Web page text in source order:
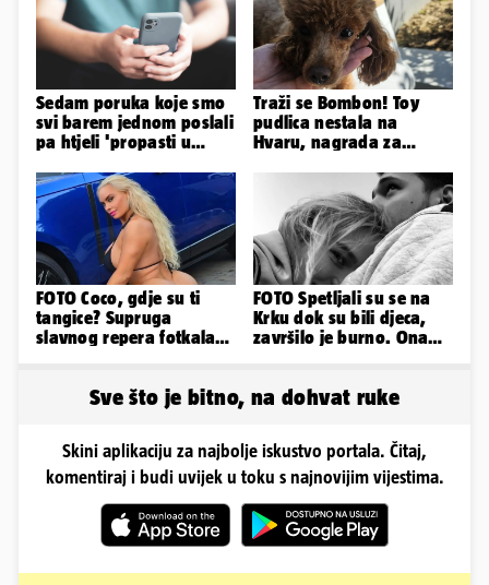
Sedam poruka koje smo
svi barem jednom poslali
pa htjeli 'propasti u
Traži se Bombon! Toy
pudlica nestala na
Hvaru, nagrada za
FOTO Coco, gdje su ti
tangice? Supruga
slavnog repera fotkala
FOTO Spetljali su se na
Krku dok su bili djeca,
završilo je burno. Ona
Sve što je bitno, na dohvat ruke
Skini aplikaciju za najbolje iskustvo portala. Čitaj,
komentiraj i budi uvijek u toku s najnovijim vijestima.